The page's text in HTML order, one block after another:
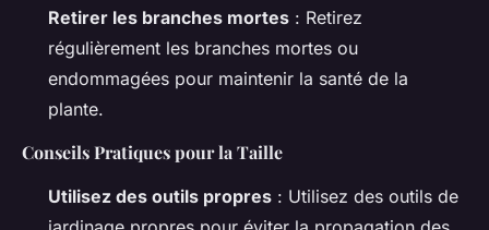
Retirer les branches mortes : Retirez
régulièrement les branches mortes ou
endommagées pour maintenir la santé de la
plante.
Conseils Pratiques pour la Taille
Utilisez des outils propres : Utilisez des outils de